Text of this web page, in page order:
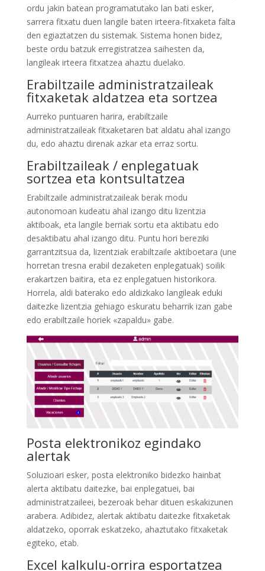
ordu jakin batean programatutako lan bati esker,
sarrera fitxatu duen langile baten irteera-fitxaketa falta
den egiaztatzen du sistemak. Sistema honen bidez,
beste ordu batzuk erregistratzea saihesten da,
langileak irteera fitxatzea ahaztu duelako.
Erabiltzaile administratzaileak
fitxaketak aldatzea eta sortzea
Aurreko puntuaren harira, erabiltzaile
administratzaileak fitxaketaren bat aldatu ahal izango
du, edo ahaztu direnak azkar eta erraz sortu.
Erabiltzaileak / enplegatuak
sortzea eta kontsultatzea
Erabiltzaile administratzaileak berak modu
autonomoan kudeatu ahal izango ditu lizentzia
aktiboak, eta langile berriak sortu eta aktibatu edo
desaktibatu ahal izango ditu. Puntu hori bereziki
garrantzitsua da, lizentziak erabiltzaile aktiboetara (une
horretan tresna erabil dezaketen enplegatuak) soilik
erakartzen baitira, eta ez enplegatuen historikora.
Horrela, aldi baterako edo aldizkako langileak eduki
daitezke lizentzia gehiago eskuratu beharrik izan gabe
edo erabiltzaile horiek «zapaldu» gabe.
Posta elektronikoz egindako
alertak
Soluzioari esker, posta elektroniko bidezko hainbat
alerta aktibatu daitezke, bai enplegatuei, bai
administratzaileei, bezeroak behar dituen eskakizunen
arabera. Adibidez, alertak aktibatu daitezke fitxaketak
aldatzeko, oporrak eskatzeko, ahaztutako fitxaketak
egiteko, etab.
Excel kalkulu-orrira esportatzea